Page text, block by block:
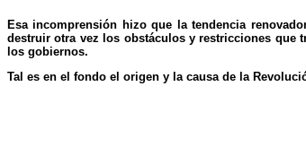
Esa incomprensión hizo que la tendencia
destruir otra vez los obstáculos y restricciones que
los gobiernos.
Tal es en el fondo el origen y la causa de la